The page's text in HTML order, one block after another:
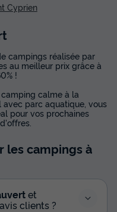
Cyprien
campings réalisée par
au meilleur prix grâce à
!
calme à la
parc aquatique, vous
pour vos prochaines
les campings à
et
clients ?